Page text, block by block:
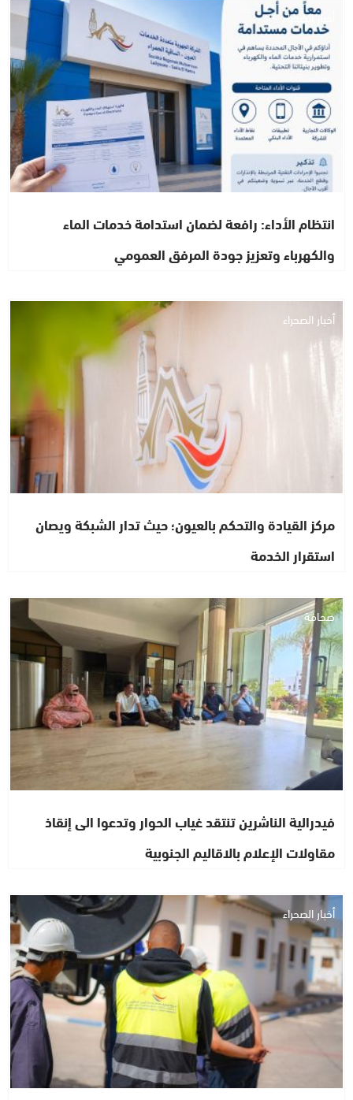
أخبار الصحراء
انتظام الأداء: رافعة لضمان استدامة خدمات الماء
والكهرباء وتعزيز جودة المرفق العمومي
أخبار الصحراء
مركز القيادة والتحكم بالعيون؛ حيث تدار الشبكة ويصان
استقرار الخدمة
صحافة
فيدرالية الناشرين تنتقد غياب الحوار وتدعوا الى إنقاذ
مقاولات الإعلام بالاقاليم الجنوبية
أخبار الصحراء